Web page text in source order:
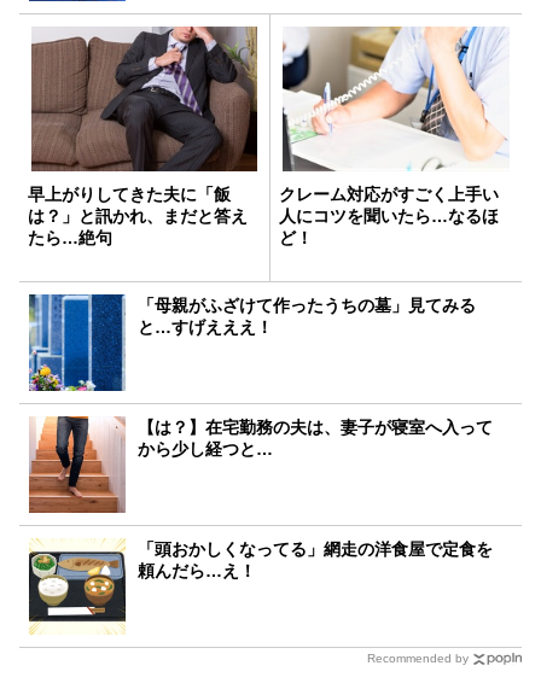
早上がりしてきた夫に「飯
は？」と訊かれ、まだと答え
たら…絶句
クレーム対応がすごく上手い
人にコツを聞いたら…なるほ
ど！
「母親がふざけて作ったうちの墓」見てみる
と…すげえええ！
【は？】在宅勤務の夫は、妻子が寝室へ入って
から少し経つと…
「頭おかしくなってる」網走の洋食屋で定食を
頼んだら…え！
Recommended by